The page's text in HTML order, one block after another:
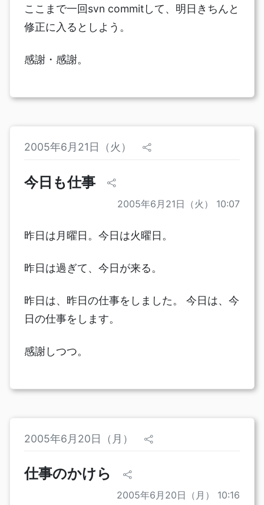
ここまで一回svn commitして、明日きちんと
修正に入るとしよう。
感謝・感謝。
2005年6月21日（火）
今日も仕事
2005年6月21日（火） 10:07
昨日は月曜日。今日は火曜日。
昨日は過ぎて、今日が来る。
昨日は、昨日の仕事をしました。 今日は、今
日の仕事をします。
感謝しつつ。
2005年6月20日（月）
仕事のかけら
2005年6月20日（月） 10:16